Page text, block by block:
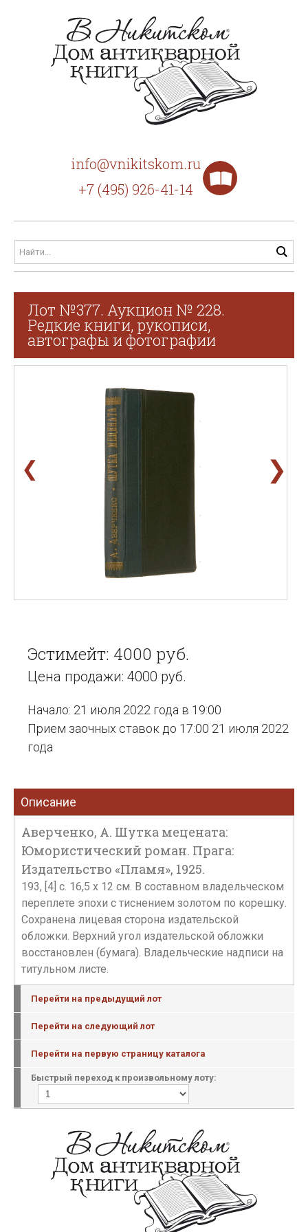
info@vnikitskom.ru
+7 (495) 926-41-14
Лот №377. Аукцион № 228.
Редкие книги, рукописи,
автографы и фотографии
❮ ❯
Эстимейт: 4000 руб.
Цена продажи: 4000 руб.
Начало: 21 июля 2022 года в 19:00
Прием заочных ставок до 17:00 21 июля 2022
года
Описание
Аверченко, А. Шутка мецената:
Юмористический роман. Прага:
Издательство «Пламя», 1925.
193, [4] c. 16,5 x 12 см. В составном владельческом
переплете эпохи с тиснением золотом по корешку.
Сохранена лицевая сторона издательской
обложки. Верхний угол издательской обложки
восстановлен (бумага). Владельческие надписи на
титульном листе.
Перейти на предыдущий лот
Перейти на следующий лот
Перейти на первую страницу каталога
Быстрый переход к произвольному лоту: